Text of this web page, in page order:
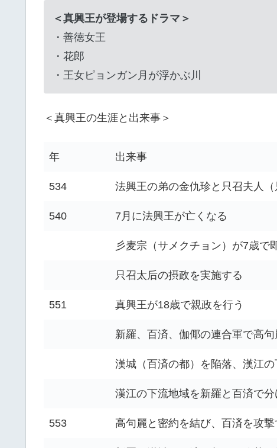
＜真興王が登場するドラマ＞
・善徳女王
・花郎
・王女ピョンガン月が浮かぶ川
＜真興王の生涯と出来事＞
年 出来事
534 法興王の弟の金仇珍と只召夫人
540 7月に法興王が亡くなる
彡麦宗（サメクチョン）が7歳で
只召太后の摂政を実施する
551 真興王が18歳で親政を行う
新羅、百済、伽倻の連合軍で高
漢城（百済の都）を陥落、漢江
漢江の下流地域を新羅と百済で分
553 高句麗と密約を結び、百済を攻撃